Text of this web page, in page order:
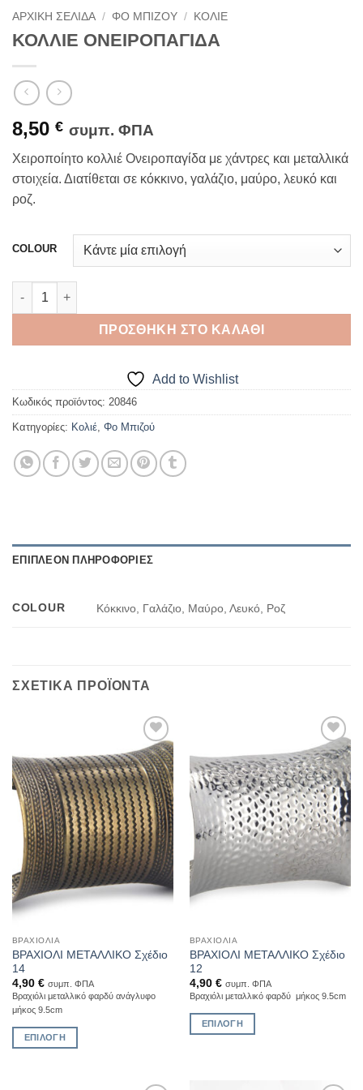
ΑΡΧΙΚΉ ΣΕΛΊΔΑ / ΦΟ ΜΠΙΖΟΎ / ΚΟΛΙΈ
ΚΟΛΛΙΕ ΟΝΕΙΡΟΠΑΓΙΔΑ
8,50 € συμπ. ΦΠΑ
Χειροποίητο κολλιέ Ονειροπαγίδα με χάντρες και μεταλλικά
στοιχεία. Διατίθεται σε κόκκινο, γαλάζιο, μαύρο, λευκό και
ροζ.
COLOUR
ΚΟΛΛΙΕ ΟΝΕΙΡΟΠΑΓΙΔΑ ποσότητα
ΠΡΟΣΘΉΚΗ ΣΤΟ ΚΑΛΆΘΙ
Add to Wishlist
Κωδικός προϊόντος: 20846
Κατηγορίες: Κολιέ Φο Μπιζού
ΕΠΙΠΛΈΟΝ ΠΛΗΡΟΦΟΡΊΕΣ
COLOUR Κόκκινο, Γαλάζιο, Μαύρο, Λευκό, Ροζ
ΣΧΕΤΙΚΆ ΠΡΟΪΌΝΤΑ
Add to
Wishlist
ΒΡΑΧΙΌΛΙΑ
ΒΡΑΧΙΟΛΙ ΜΕΤΑΛΛΙΚΟ Σχέδιο
14
4,90 € συμπ. ΦΠΑ
Βραχιόλι μεταλλικό φαρδύ ανάγλυφο
μήκος 9.5cm
ΕΠΙΛΟΓΉ
Add to
Wishlist
ΒΡΑΧΙΌΛΙΑ
ΒΡΑΧΙΟΛΙ ΜΕΤΑΛΛΙΚΟ Σχέδιο
12
4,90 € συμπ. ΦΠΑ
Βραχιόλι μεταλλικό φαρδύ μήκος 9.5cm
ΕΠΙΛΟΓΉ